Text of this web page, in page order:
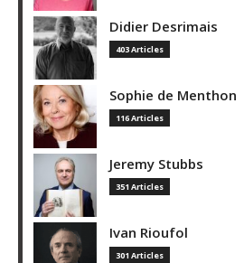
Didier Desrimais
403 Articles
Sophie de Menthon
116 Articles
Jeremy Stubbs
351 Articles
Ivan Rioufol
301 Articles